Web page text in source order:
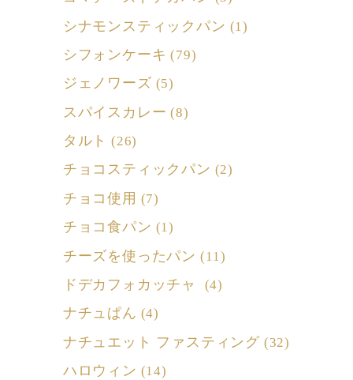
シナモンスティックパン (1)
シフォンケーキ (79)
ジェノワーズ (5)
スパイスカレー (8)
タルト (26)
チョコスティックパン (2)
チョコ使用 (7)
チョコ食パン (1)
チーズを使ったパン (11)
ドデカフォカッチャ (4)
ナチュぱん (4)
ナチュエット ファスティング (32)
ハロウィン (14)